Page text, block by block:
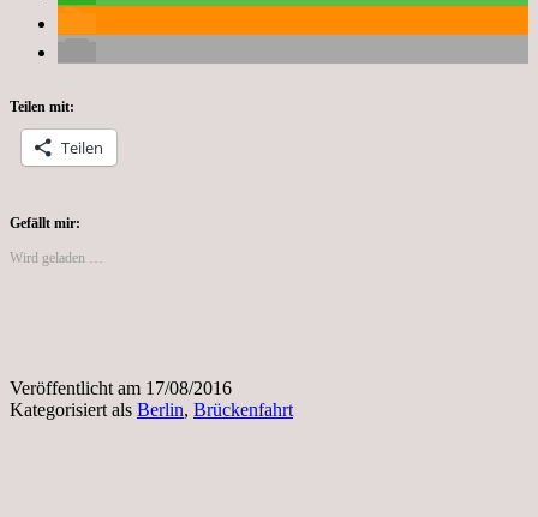
Teilen mit:
Teilen
Gefällt mir:
Wird geladen …
Veröffentlicht am 17/08/2016
Kategorisiert als Berlin, Brückenfahrt